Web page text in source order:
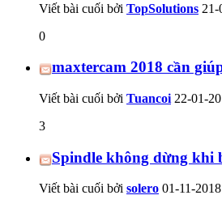
Viết bài cuối bởi TopSolutions 21-
0
maxtercam 2018 cần
Viết bài cuối bởi Tuancoi 22-01-
3
Spindle không dừng khi
Viết bài cuối bởi solero 01-11-2018